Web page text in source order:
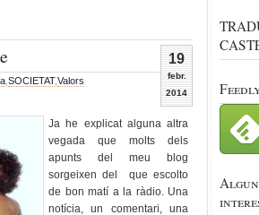
19
febr.
2014
SOCIETAT,Valors
Ja he explicat alguna altra
vegada que molts dels
apunts del meu blog
sorgeixen del que escolto
de bon matí a la ràdio. Una
notícia, un comentari, una